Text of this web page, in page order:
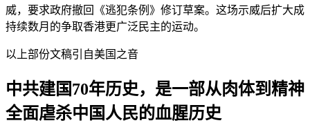
威，要求政府撤回《逃犯条例》修订草案。这场示威后扩大成
持续数月的争取香港更广泛民主的运动。
以上部份文稿引自美国之音
中共建国70年历史，是一部从肉体到精神
全面虐杀中国人民的血腥历史